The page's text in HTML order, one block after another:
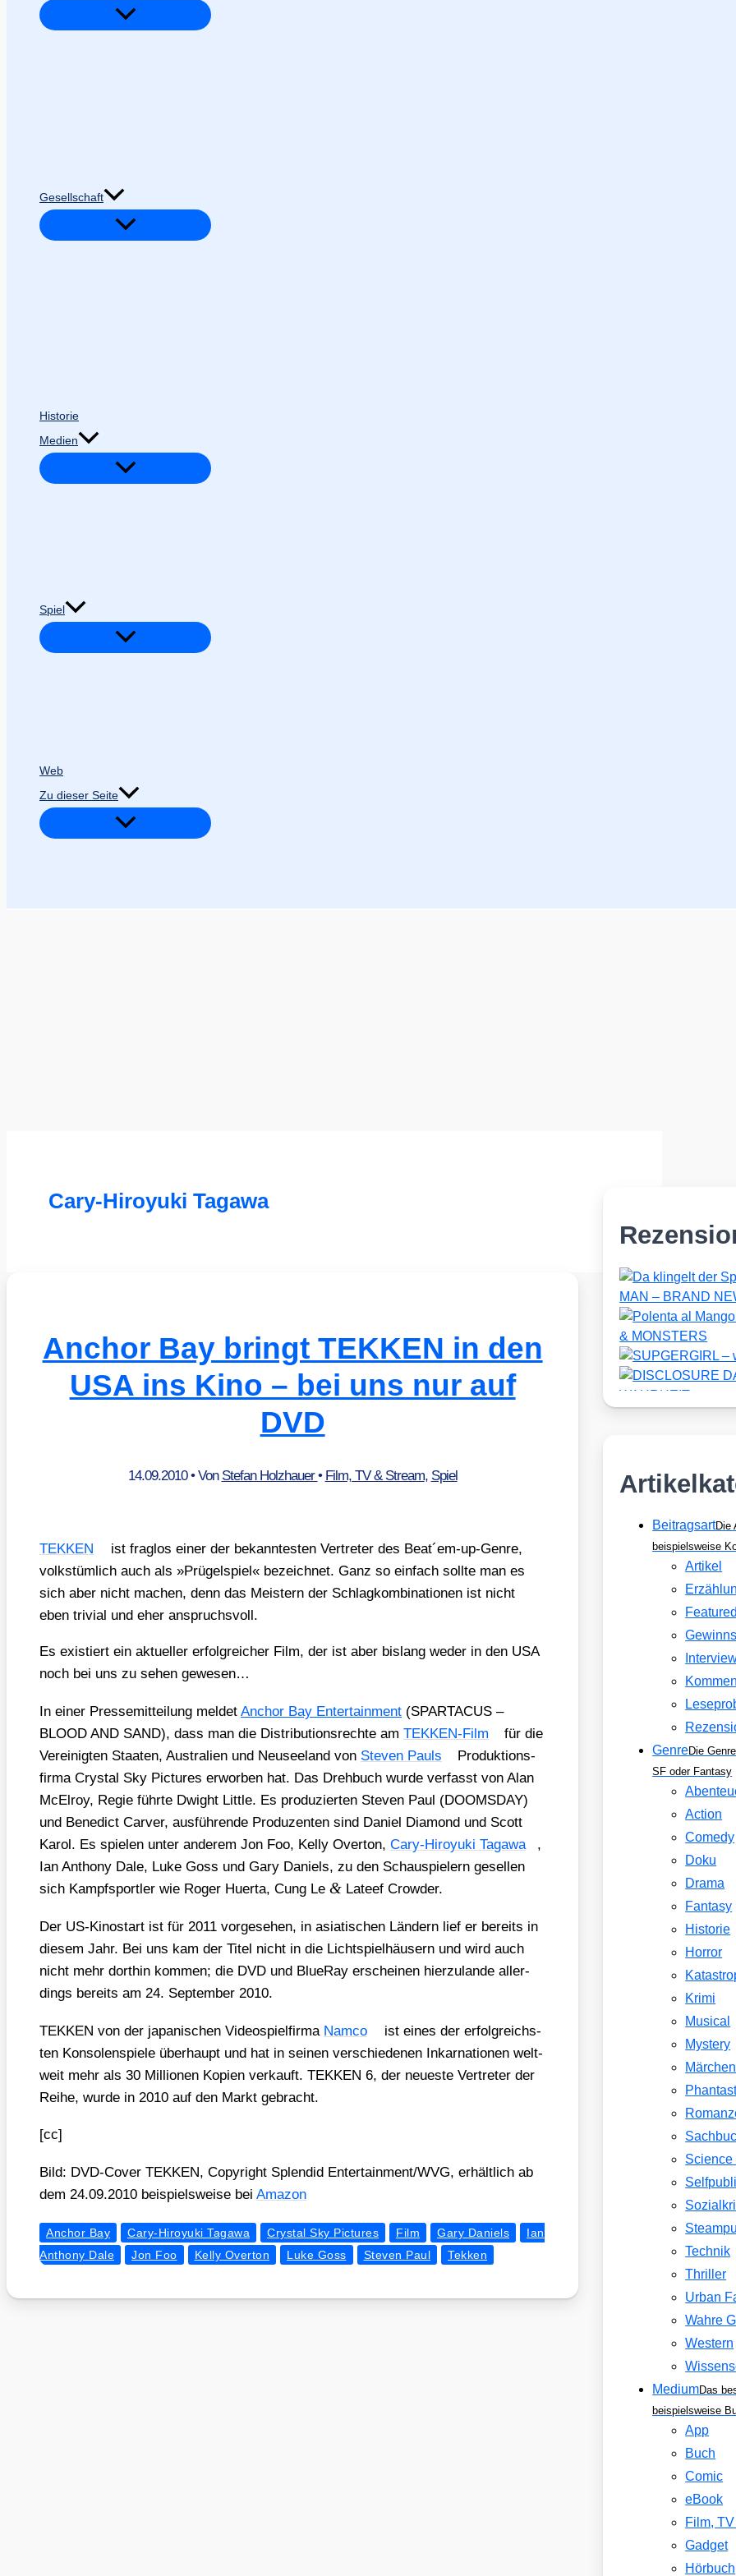
Gesellschaft
Historie
Medien
Spiel
Web
Zu dieser Seite
Cary-Hiroyuki Tagawa
Anchor Bay bringt TEKKEN in den
USA ins Kino – bei uns nur auf
DVD
14.09.2010• Von Stefan Holzhauer• Film, TV & Stream, Spiel
TEKKEN
ist frag­los einer der bekann­tes­ten Ver­tre­ter des Beat´em-up-Genre,
volks­tüm­lich auch als »Prü­gel­spiel« bezeich­net. Ganz so ein­fach soll­te man es
sich aber nicht machen, denn das Meis­tern der Schlag­kom­bi­na­tio­nen ist nicht
eben tri­vi­al und eher anspruchs­voll.
Es exis­tiert ein aktu­el­ler erfolg­rei­cher Film, der ist aber bis­lang weder in den USA
noch bei uns zu sehen gewe­sen…
In einer Pres­se­mit­tei­lung mel­det Anchor Bay Enter­tain­ment (SPARTACUS –
BLOOD AND SAND), dass man die Dis­tri­bu­ti­ons­rech­te am TEK­KEN-Film
für die
Ver­ei­nig­ten Staa­ten, Aus­tra­li­en und Neu­see­land von Ste­ven Pauls
Pro­duk­ti­ons­
fir­ma Crys­tal Sky Pic­tures erwor­ben hat. Das Dreh­buch wur­de ver­fasst von Alan
McEl­roy, Regie führ­te Dwight Litt­le. Es pro­du­zier­ten Ste­ven Paul (DOOMSDAY)
und Bene­dict Car­ver, aus­füh­ren­de Pro­du­zen­ten sind Dani­el Dia­mond und Scott
Karol. Es spie­len unter ande­rem Jon Foo, Kel­ly Over­ton, Cary-Hiroy­u­ki Tag­awa
,
Ian Antho­ny Dale, Luke Goss und Gary Dani­els, zu den Schau­spie­lern gesel­len
sich Kampf­sport­ler wie Roger Huer­ta, Cung Le & Lateef Crow­der.
Der US-Kino­start ist für 2011 vor­ge­se­hen, in asia­ti­schen Län­dern lief er bereits in
die­sem Jahr. Bei uns kam der Titel nicht in die Licht­spiel­häu­sern und wird auch
nicht mehr dort­hin kom­men; die DVD und BlueR­ay erschei­nen hier­zu­lan­de aller­
dings bereits am 24. Sep­tem­ber 2010.
TEKKEN von der japa­ni­schen Video­spiel­fir­ma Nam­co
ist eines der erfolg­reichs­
ten Kon­so­len­spie­le über­haupt und hat in sei­nen ver­schie­de­nen Inkar­na­tio­nen welt­
weit mehr als 30 Mil­lio­nen Kopien ver­kauft. TEKKEN 6, der neu­es­te Ver­tre­ter der
Rei­he, wur­de in 2010 auf den Markt gebracht.
[cc]
Bild: DVD-Cover TEKKEN, Copy­right Sple­ndid Entertainment/​WVG, erhält­lich ab
dem 24.09.2010 bei­spiels­wei­se bei Ama­zon
Anchor Bay Cary-Hiroyuki Tagawa Crystal Sky Pictures Film Gary Daniels
Ian
Anthony Dale
Jon Foo Kelly Overton Luke Goss Steven Paul Tekken
BeitragsartDie
beispielsweise
Artikel
GenreDie
SF oder Fantasy
Action
Comedy
Doku
Drama
Fantasy
Historie
Horror
Krimi
Musical
Mystery
Märchen
Science
Technik
Thriller
Urban
Wahre
Western
MediumDas
beispielsweise
App
Buch
Comic
eBook
Film,
Gadget
Hörbuch